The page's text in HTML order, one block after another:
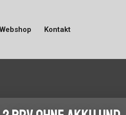
Webshop Kontakt